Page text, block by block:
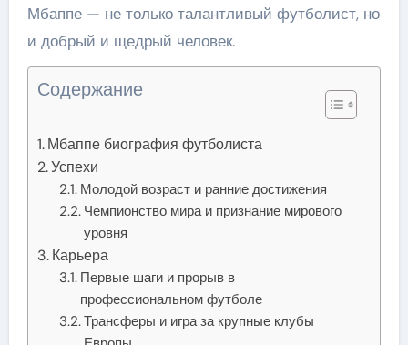
Мбаппе — не только талантливый футболист, но
и добрый и щедрый человек.
Содержание
Мбаппе биография футболиста
Успехи
Молодой возраст и ранние достижения
Чемпионство мира и признание мирового
уровня
Карьера
Первые шаги и прорыв в
профессиональном футболе
Трансферы и игра за крупные клубы